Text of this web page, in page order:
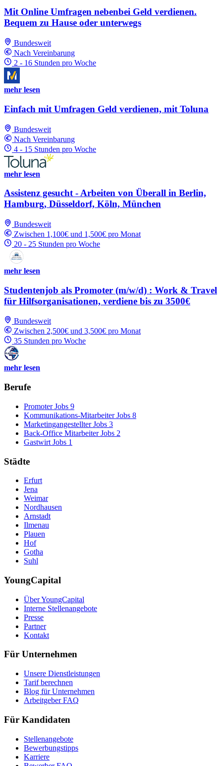
Mit Online Umfragen nebenbei Geld verdienen.
Bequem zu Hause oder unterwegs
Bundesweit
Nach Vereinbarung
2 - 16 Stunden pro Woche
mehr lesen
Einfach mit Umfragen Geld verdienen, mit Toluna
Bundesweit
Nach Vereinbarung
4 - 15 Stunden pro Woche
mehr lesen
Assistenz gesucht - Arbeiten von Überall in Berlin,
Hamburg, Düsseldorf, Köln, München
Bundesweit
Zwischen 1,100€ und 1,500€ pro Monat
20 - 25 Stunden pro Woche
mehr lesen
Studentenjob als Promoter (m/w/d) : Work & Travel
für Hilfsorganisationen, verdiene bis zu 3500€
Bundesweit
Zwischen 2,500€ und 3,500€ pro Monat
35 Stunden pro Woche
mehr lesen
Berufe
Promoter Jobs 9
Kommunikations-Mitarbeiter Jobs 8
Marketingangestellter Jobs 3
Back-Office Mitarbeiter Jobs 2
Gastwirt Jobs 1
Städte
Erfurt
Jena
Weimar
Nordhausen
Arnstadt
Ilmenau
Plauen
Hof
Gotha
Suhl
YoungCapital
Über YoungCapital
Interne Stellenangebote
Presse
Partner
Kontakt
Für Unternehmen
Unsere Dienstleistungen
Tarif berechnen
Blog für Unternehmen
Arbeitgeber FAQ
Für Kandidaten
Stellenangebote
Bewerbungstipps
Karriere